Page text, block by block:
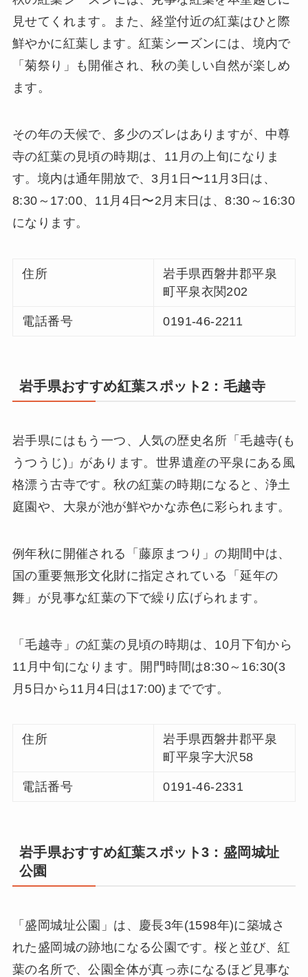
見せてくれます。また、経堂付近の紅葉はひと際
鮮やかに紅葉します。紅葉シーズンには、境内で
「菊祭り」も開催され、秋の美しい自然が楽しめ
ます。
その年の天候で、多少のズレはありますが、中尊
寺の紅葉の見頃の時期は、11月の上旬になりま
す。境内は通年開放で、3月1日〜11月3日は、
8:30～17:00、11月4日〜2月末日は、8:30～16:30
になります。
住所
岩手県西磐井郡平泉
町平泉衣関202
電話番号 0191-46-2211
岩手県おすすめ紅葉スポット2：毛越寺
岩手県にはもう一つ、人気の歴史名所「毛越寺(も
うつうじ)」があります。世界遺産の平泉にある風
格漂う古寺です。秋の紅葉の時期になると、浄土
庭園や、大泉が池が鮮やかな赤色に彩られます。
例年秋に開催される「藤原まつり」の期間中は、
国の重要無形文化財に指定されている「延年の
舞」が見事な紅葉の下で繰り広げられます。
「毛越寺」の紅葉の見頃の時期は、10月下旬から
11月中旬になります。開門時間は8:30～16:30(3
月5日から11月4日は17:00)までです。
住所
岩手県西磐井郡平泉
町平泉字大沢58
電話番号 0191-46-2331
岩手県おすすめ紅葉スポット3：盛岡城址
公園
「盛岡城址公園」は、慶長3年(1598年)に築城さ
れた盛岡城の跡地になる公園です。桜と並び、紅
葉の名所で、公園全体が真っ赤になるほど見事な